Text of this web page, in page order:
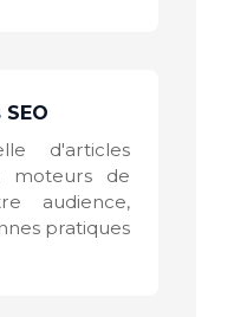
d'articles
moteurs de
audience,
pratiques